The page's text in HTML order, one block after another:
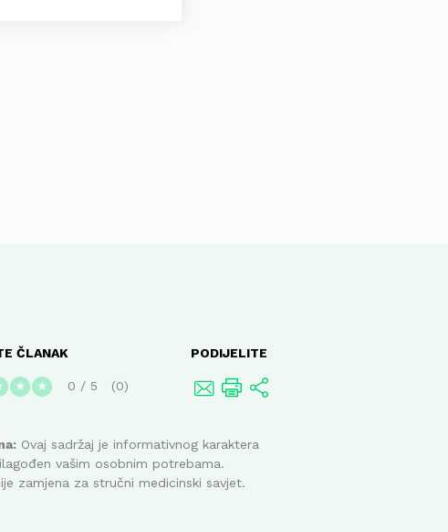
ČLANAK
★ ★ 0 / 5 0
PODIJELITE
Ovaj sadržaj je informativnog karaktera
vašim osobnim potrebama.
zamjena za stručni medicinski savjet.